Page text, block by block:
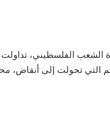
الفلسطيني، تداولت
التي تحولت إلى أنقاض،